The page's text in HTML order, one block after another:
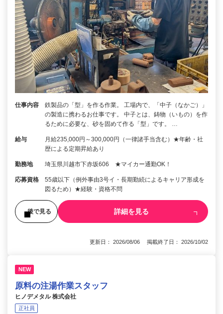
仕事内容
鉄製品の「型」を作る作業。 工場内で、「中子（なかご）」
の製造に携わるお仕事です。 中子とは、鋳物（いもの）を作
るために必要な、砂を固めて作る「型」です。 …
給与
月給235,000円～300,000円（一律諸手当含む）★年齢・社
歴による定期昇給あり
勤務地 埼玉県川越市下赤坂606 ★マイカー通勤OK！
応募資格
55歳以下（例外事由3号イ・長期勤続によるキャリア形成を
図るため）★経験・資格不問
後で見る 詳細を見る
更新日： 2026/08/06 掲載終了日： 2026/10/02
NEW
原料の注湯作業スタッフ
ヒノデメタル 株式会社
正社員